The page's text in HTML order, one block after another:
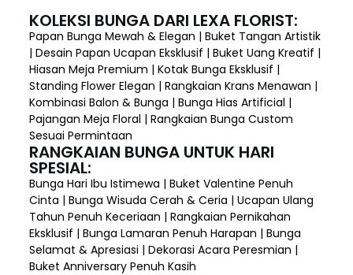
KOLEKSI BUNGA DARI LEXA FLORIST:
Papan Bunga Mewah & Elegan | Buket Tangan Artistik
| Desain Papan Ucapan Eksklusif | Buket Uang Kreatif |
Hiasan Meja Premium | Kotak Bunga Eksklusif |
Standing Flower Elegan | Rangkaian Krans Menawan |
Kombinasi Balon & Bunga | Bunga Hias Artificial |
Pajangan Meja Floral | Rangkaian Bunga Custom
Sesuai Permintaan
RANGKAIAN BUNGA UNTUK HARI
SPESIAL:
Bunga Hari Ibu Istimewa | Buket Valentine Penuh
Cinta | Bunga Wisuda Cerah & Ceria | Ucapan Ulang
Tahun Penuh Keceriaan | Rangkaian Pernikahan
Eksklusif | Bunga Lamaran Penuh Harapan | Bunga
Selamat & Apresiasi | Dekorasi Acara Peresmian |
Buket Anniversary Penuh Kasih